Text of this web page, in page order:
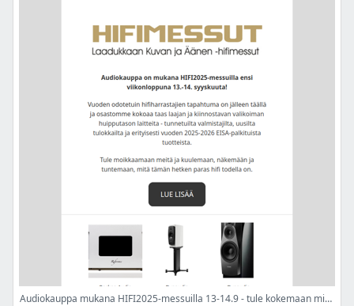
Audiokauppa mukana HIFI2025-messuilla 13-14.9 - tule kokemaan mitä tämän hetken paras hifi todella on! - Audiokaupan uutiskirje